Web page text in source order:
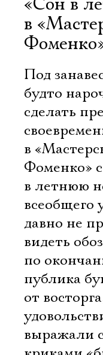
«Сон в
в
Под
будто
сделать
в
Фоменко»
в летнюю
всеобщего
давно не
видеть
по
публика
от
выражали